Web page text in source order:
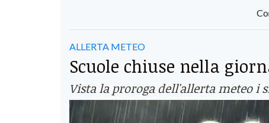
ALLERTA METEO
Scuole chiuse nella
Vista la proroga dell'allerta meteo i